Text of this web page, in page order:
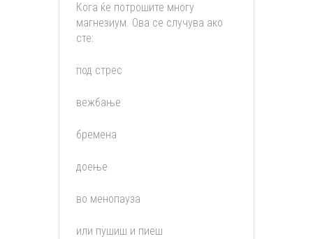
Кога ќе потрошите многу
магнезиум. Ова се случува ако
сте:
под стрес
вежбање
бремена
доење
во менопауза
или пушиш и пиеш